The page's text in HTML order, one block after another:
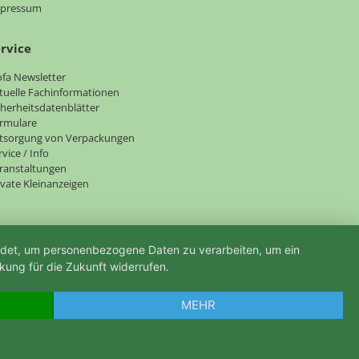
Newsletter
Fachinformationen
von Verpackungen
/ Info
Kleinanzeigen
um personenbezogene Daten zu verarbeiten, um ein
für die Zukunft widerrufen.
MEHR